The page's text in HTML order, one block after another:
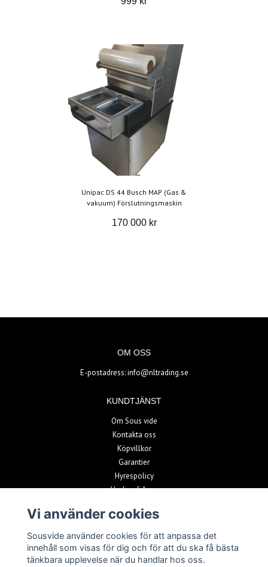
Unipac DS 44 Busch MAP (Gas &
vakuum) Förslutningsmaskin
170 000 kr
OM OSS
E-postadress:info@nltrading.se
KUNDTJÄNST
Om Sous vide
Kontakta oss
Köpvillkor
Garantier
Hyrespolicy
Vanliga frågor
Vi använder cookies
Sousvide använder cookies för att anpassa det
innehåll som visas för dig och för att du ska få bästa
tänkbara upplevelse när du handlar hos oss.